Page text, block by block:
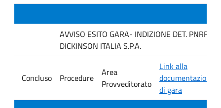
AVVISO ESITO GARA- INDIZIONE DET. PNRR
DICKINSON ITALIA S.P.A.
Concluso Procedure
Area
Provveditorato
Link alla
documentazione
di gara